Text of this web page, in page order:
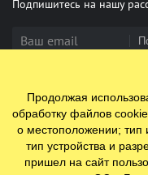
Подпишитесь на нашу
Нашли опечатку?
Продолжая
обработку файлов
о местоположении; тип
тип устройства и
пришел на сайт